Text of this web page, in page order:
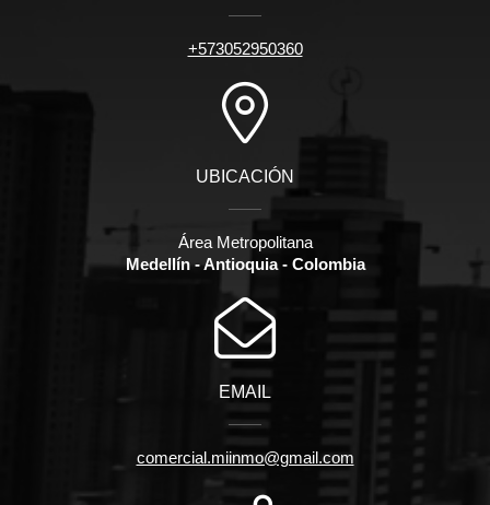
+573052950360
UBICACIÓN
Área Metropolitana
Medellín - Antioquia - Colombia
EMAIL
comercial.miinmo@gmail.com